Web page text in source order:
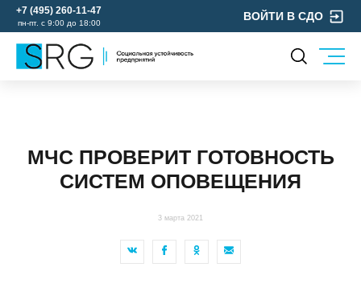
+7 (495) 260-11-47
пн-пт. с 9:00 до 18:00
ВОЙТИ В СДО
УЧЕБНЫЙ ЦЕНТР
ЭКОЛОГИЯ
МЧС ПРОВЕРИТ ГОТОВНОСТЬ
СИСТЕМ ОПОВЕЩЕНИЯ
3 марта 2021